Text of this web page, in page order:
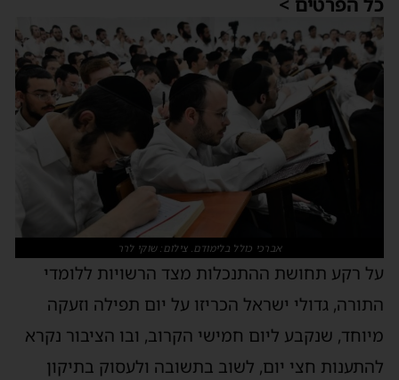
אברכי כולל בלימודם. צילום: שוקי לרר
על רקע תחושת ההתנכלות מצד הרשויות ללומדי
התורה, גדולי ישראל הכריזו על יום תפילה וזעקה
מיוחד, שנקבע ליום חמישי הקרוב, ובו הציבור נקרא
להתענות חצי יום, לשוב בתשובה ולעסוק בתיקון